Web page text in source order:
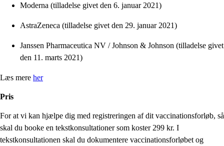
Moderna (tilladelse givet den 6. januar 2021)
AstraZeneca (tilladelse givet den 29. januar 2021)
Janssen Pharmaceutica NV / Johnson & Johnson (tilladelse givet
den 11. marts 2021)
Læs mere her
Pris
For at vi kan hjælpe dig med registreringen af dit vaccinationsforløb, så
skal du booke en tekstkonsultationer som koster 299 kr. I
tekstkonsultationen skal du dokumentere vaccinationsforløbet og